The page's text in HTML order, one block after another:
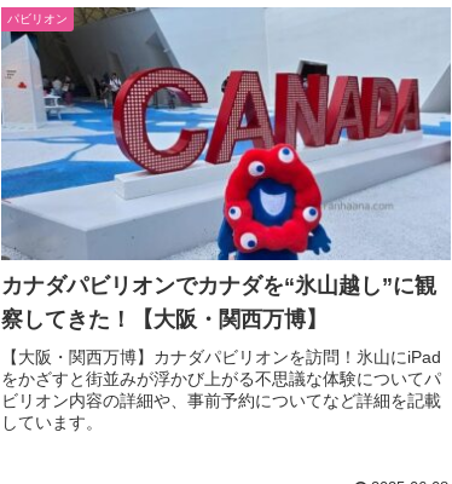
パビリオン
カナダパビリオンでカナダを“氷山越し”に観
察してきた！【大阪・関西万博】
【大阪・関西万博】カナダパビリオンを訪問！氷山にiPad
をかざすと街並みが浮かび上がる不思議な体験についてパ
ビリオン内容の詳細や、事前予約についてなど詳細を記載
しています。